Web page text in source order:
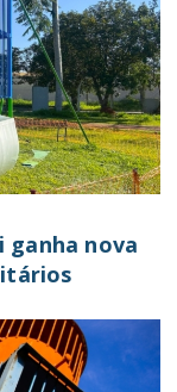
ganha nova